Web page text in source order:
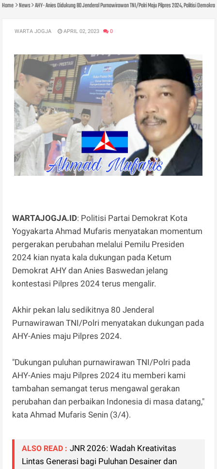
Home News AHY- Anies Didukung 80 Jenderal Purnawirawan TNI/Polri Maju Pilpres 2024, Politisi
WARTA JOGJA APRIL 02, 2023 0
WARTAJOGJA.ID: Politisi Partai Demokrat Kota
Yogyakarta Ahmad Mufaris menyatakan momentum
pergerakan perubahan melalui Pemilu Presiden
2024 kian nyata kala dukungan pada Ketum
Demokrat AHY dan Anies Baswedan jelang
kontestasi Pilpres 2024 terus mengalir.
Akhir pekan lalu sedikitnya 80 Jenderal
Purnawirawan TNI/Polri menyatakan dukungan pada
AHY-Anies maju Pilpres 2024.
"Dukungan puluhan purnawirawan TNI/Polri pada
AHY-Anies maju Pilpres 2024 itu memberi kami
tambahan semangat terus mengawal gerakan
perubahan dan perbaikan Indonesia di masa datang,"
kata Ahmad Mufaris Senin (3/4).
ALSO READ : JNR 2026: Wadah Kreativitas
Lintas Generasi bagi Puluhan Desainer dan